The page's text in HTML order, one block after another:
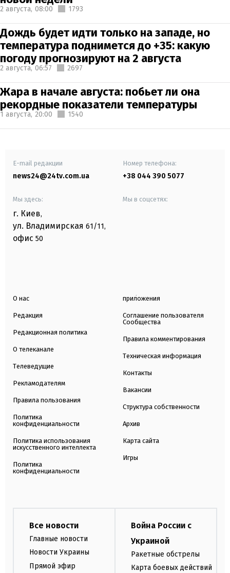
2 августа, 08:00 1793
Дождь будет идти только на западе, но
температура поднимется до +35: какую
погоду прогнозируют на 2 августа
2 августа, 06:57 2697
Жара в начале августа: побьет ли она
рекордные показатели температуры
1 августа, 20:00 1540
E-mail редакции
news24@24tv.com.ua
Номер телефона:
+38 044 390 5077
Мы здесь:
г. Киев,
ул. Владимирская 61/11,
офис 50
Мы в соцсетях:
О нас
Редакция
Редакционная политика
О телеканале
Телеведущие
Рекламодателям
Правила пользования
Политика
конфиденциальности
Политика использования
искусственного интеллекта
Политика
конфиденциальности
приложения
Соглашение пользователя
Сообщества
Правила комментирования
Техническая информация
Контакты
Вакансии
Структура собственности
Архив
Карта сайта
Игры
Все новости
Главные новости
Новости Украины
Прямой эфир
Война России с
Украиной
Ракетные обстрелы
Карта боевых действий